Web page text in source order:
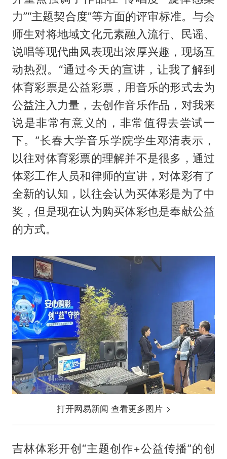
力”“主题契合度”等方面的评审标准。与会
师生对将地域文化元素融入流行、民谣、
说唱等现代曲风表现出浓厚兴趣，现场互
动热烈。“通过今天的宣讲，让我了解到
体育彩票是公益彩票，用音乐的形式去为
公益注入力量，去创作音乐作品，对我来
说是非常有意义的，非常值得去尝试一
下。”长春大学音乐学院学生邓清表示，
以往对体育彩票的理解并不是很多，通过
体彩工作人员和律师的宣讲，对体彩有了
全新的认知，以往会认为买体彩是为了中
奖，但是现在认为购买体彩也是奉献公益
的方式。
打开网易新闻 查看更多图片
吉林体彩开创“主题创作+公益传播”的创